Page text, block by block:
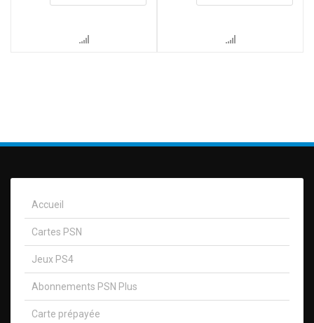
Accueil
Cartes PSN
Jeux PS4
Abonnements PSN Plus
Carte prépayée